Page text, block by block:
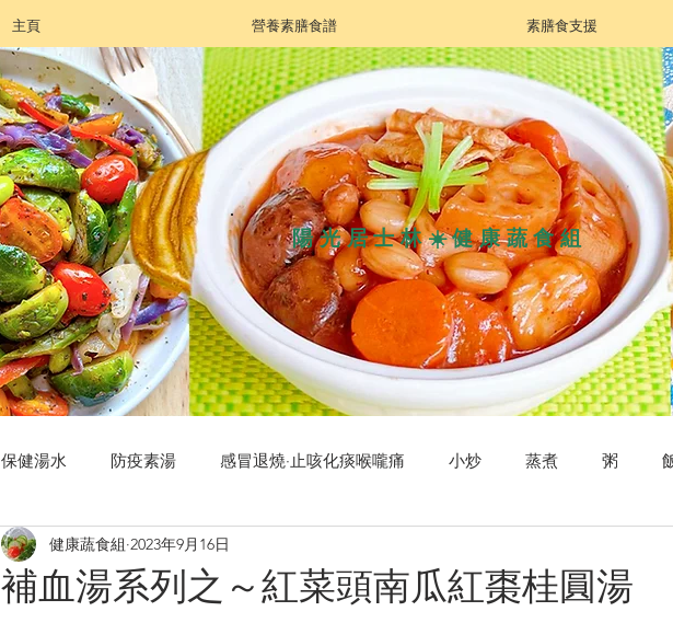
主頁 營養素膳食譜 素膳食支援
陽光居士林☀️健康蔬食組
保健湯水 防疫素湯 感冒退燒·止咳化痰喉嚨痛 小炒 蒸煮 粥
烤焗菜式 日式料理
補血湯系列之～紅菜頭南瓜紅棗桂圓湯
健康蔬食組 2023年9月16日